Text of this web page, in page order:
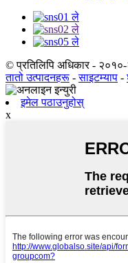
© प्रतिलिपि अधिकार -
तातो उत्पादनहरू -साइटम्याप -
इमेल पठाउनुहोस्
x